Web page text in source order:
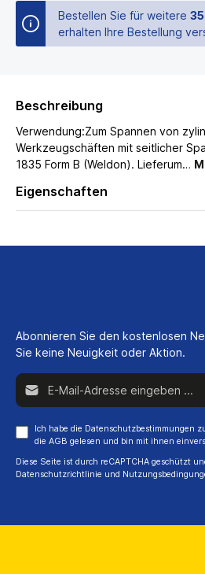
Bestellen Sie für weitere
erhalten Ihre Bestellung
Beschreibung
Verwendung:Zum Spannen von
Werkzeugschäften mit seitlicher
1835 Form B (Weldon). Lieferum…
Eigenschaften
Abonnieren Sie den kostenlosen
Sie keine Neuigkeit oder Aktion.
E-Mail-Adresse*
Ich habe die Datenschutzbestimmungen
die AGB gelesen und bin mit ihnen
Diese Seite ist durch reCAPTCHA geschützt
Datenschutzrichtlinie und